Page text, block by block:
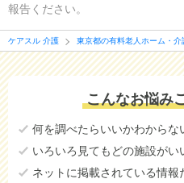
報告ください。
ケアスル 介護 東京都の有料老人ホーム・介
こんなお悩み
何を調べたらいいかわからな
いろいろ見てもどの施設がい
ネットに掲載されている情